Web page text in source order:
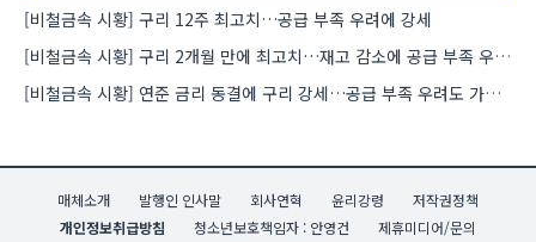
[비철금속 시황] 구리 12주 최고치…공급 부족 우려에 강세
[비철금속 시황] 구리 2개월 만에 최고치…재고 감소에 공급 부족 우려 확대
[비철금속 시황] 연준 금리 동결에 구리 강세…공급 부족 우려도 가격 지지
매체소개 발행인 인사말 회사연혁 윤리강령
저작권정책
개인정보취급방침
청소년보호책임자 : 안영건
제휴미디어/문의